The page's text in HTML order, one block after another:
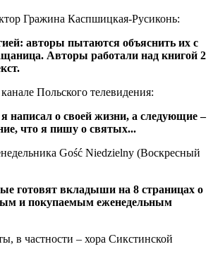
Гражина Каспшицкая-Русиконь:
авторы пытаются объяснить их с
Авторы работали над книгой 2
Польского телевидения:
написал о своей жизни, а следующие –
что я пишу о святых...
Gość Niedzielny (Воскресный
готовят вкладыши на 8 страницах о
и покупаемым еженедельным
в частности – хора Сикстинской